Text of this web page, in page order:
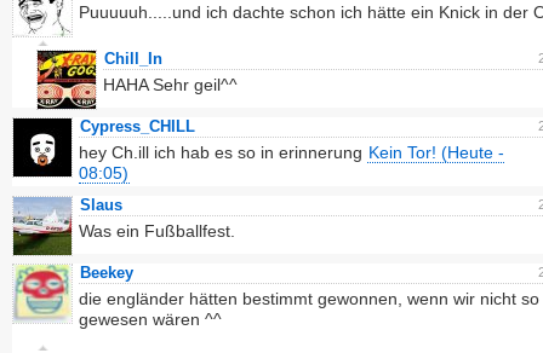
Puuuuuh.....und ich dachte schon ich hätte ein Knick in der
Chill_In
HAHA Sehr geil^^
Cypress_CHILL
hey Ch.ill ich hab es so in erinnerung Kein Tor! (Heute -
08:05)
Slaus
Was ein Fußballfest.
Beekey
die engländer hätten bestimmt gewonnen, wenn wir nicht so
gewesen wären ^^